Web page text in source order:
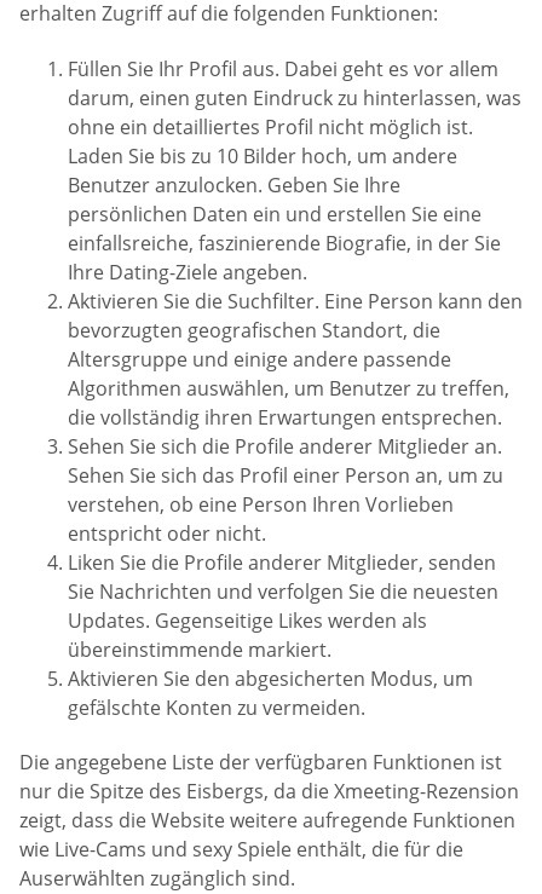
erhalten Zugriff auf die folgenden Funktionen:
Füllen Sie Ihr Profil aus. Dabei geht es vor allem
darum, einen guten Eindruck zu hinterlassen, was
ohne ein detailliertes Profil nicht möglich ist.
Laden Sie bis zu 10 Bilder hoch, um andere
Benutzer anzulocken. Geben Sie Ihre
persönlichen Daten ein und erstellen Sie eine
einfallsreiche, faszinierende Biografie, in der Sie
Ihre Dating-Ziele angeben.
Aktivieren Sie die Suchfilter. Eine Person kann den
bevorzugten geografischen Standort, die
Altersgruppe und einige andere passende
Algorithmen auswählen, um Benutzer zu treffen,
die vollständig ihren Erwartungen entsprechen.
Sehen Sie sich die Profile anderer Mitglieder an.
Sehen Sie sich das Profil einer Person an, um zu
verstehen, ob eine Person Ihren Vorlieben
entspricht oder nicht.
Liken Sie die Profile anderer Mitglieder, senden
Sie Nachrichten und verfolgen Sie die neuesten
Updates. Gegenseitige Likes werden als
übereinstimmende markiert.
Aktivieren Sie den abgesicherten Modus, um
gefälschte Konten zu vermeiden.
Die angegebene Liste der verfügbaren Funktionen ist
nur die Spitze des Eisbergs, da die Xmeeting-Rezension
zeigt, dass die Website weitere aufregende Funktionen
wie Live-Cams und sexy Spiele enthält, die für die
Auserwählten zugänglich sind.